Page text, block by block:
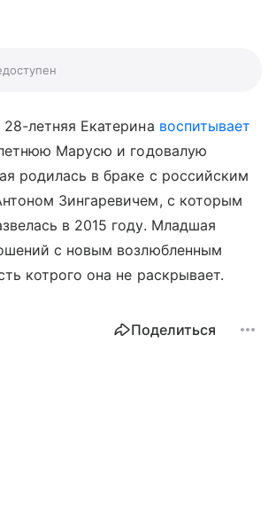
летняя Екатерина воспитывает
Марусю и годовалую
родилась в браке с российским
Зингаревичем, с которым
в 2015 году. Младшая
с новым возлюбленным
котрого она не раскрывает.
Поделиться